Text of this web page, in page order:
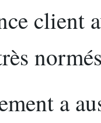
client
a